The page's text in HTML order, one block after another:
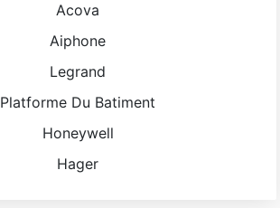
Acova
Aiphone
Legrand
Platforme Du Batiment
Honeywell
Hager